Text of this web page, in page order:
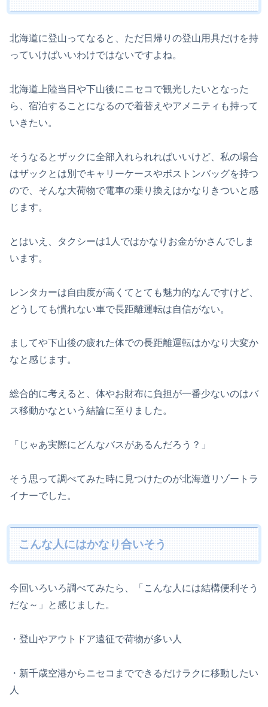
北海道に登山ってなると、ただ日帰りの登山用具だけを持
っていけばいいわけではないですよね。
北海道上陸当日や下山後にニセコで観光したいとなった
ら、宿泊することになるので着替えやアメニティも持って
いきたい。
そうなるとザックに全部入れられればいいけど、私の場合
はザックとは別でキャリーケースやボストンバッグを持つ
ので、そんな大荷物で電車の乗り換えはかなりきついと感
じます。
とはいえ、タクシーは1人ではかなりお金がかさんでしま
います。
レンタカーは自由度が高くてとても魅力的なんですけど、
どうしても慣れない車で長距離運転は自信がない。
ましてや下山後の疲れた体での長距離運転はかなり大変か
なと感じます。
総合的に考えると、体やお財布に負担が一番少ないのはバ
ス移動かなという結論に至りました。
「じゃあ実際にどんなバスがあるんだろう？」
そう思って調べてみた時に見つけたのが北海道リゾートラ
イナーでした。
こんな人にはかなり合いそう
今回いろいろ調べてみたら、「こんな人には結構便利そう
だな～」と感じました。
・登山やアウトドア遠征で荷物が多い人
・新千歳空港からニセコまでできるだけラクに移動したい
人